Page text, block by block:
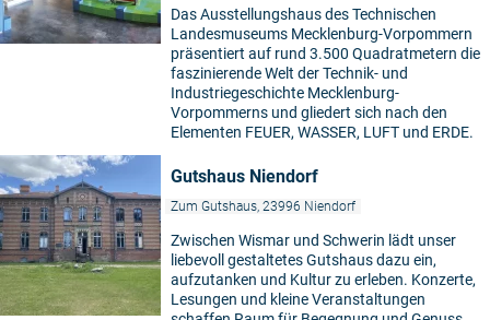
Das Ausstellungshaus des Technischen
Landesmuseums Mecklenburg-Vorpommern
präsentiert auf rund 3.500 Quadratmetern die
faszinierende Welt der Technik- und
Industriegeschichte Mecklenburg-
Vorpommerns und gliedert sich nach den
Elementen FEUER, WASSER, LUFT und ERDE.
Gutshaus Niendorf
Zum Gutshaus, 23996 Niendorf
Zwischen Wismar und Schwerin lädt unser
liebevoll gestaltetes Gutshaus dazu ein,
aufzutanken und Kultur zu erleben. Konzerte,
Lesungen und kleine Veranstaltungen